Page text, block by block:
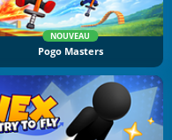
NOUVEAU
Pogo Masters